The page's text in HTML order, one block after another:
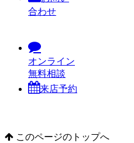
合わせ
オンライン
無料相談
来店予約
このページのトップへ